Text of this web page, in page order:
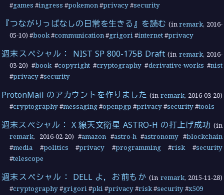
#games #ingress #pokemon#privacy#security
『つながりっぱなしの日常を生きる』を読む (inremark, 2016-
05-10) #book#communication#grigori#internet#privacy
週末スペシャル： NIST SP 800-175B Draft (in remark, 2016-
03-20) #book#copyright#cryptography #derivative-works #nist
#privacy#security
ProtonMail のアカウントを作りました (inremark, 2016-03-20)
#cryptography#messaging#openpgp #privacy#security#tools
週末スペシャル： X 線天文衛星 ASTRO-H の打上げ成功 (in
remark, 2016-02-20) #amazon #astro-h#astronomy #blockchain
#media #politics #privacy #programming#risk#security
#telescope
週末スペシャル： DELL よ，お前もか (in remark, 2015-11-28)
#cryptography#grigori#pki#privacy#risk#security#x509